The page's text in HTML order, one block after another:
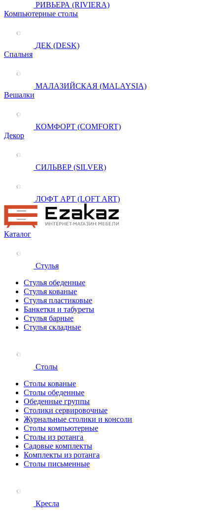
РИВЬЕРА (RIVIERA)
Компьютерные столы
ДЕК (DESK)
Спальня
МАЛАЗИЙСКАЯ (MALAYSIA)
Вешалки
КОМФОРТ (COMFORT)
Декор
СИЛЬВЕР (SILVER)
ЛОФТ АРТ (LOFT ART)
Каталог
Стулья
Стулья обеденные
Стулья кованые
Стулья пластиковые
Банкетки и табуреты
Стулья барные
Стулья складные
Столы
Столы кованые
Столы обеденные
Обеденные группы
Столики сервировочные
Журнальные столики и консоли
Столы компьютерные
Столы из ротанга
Садовые комплекты
Комплекты из ротанга
Столы письменные
Кресла